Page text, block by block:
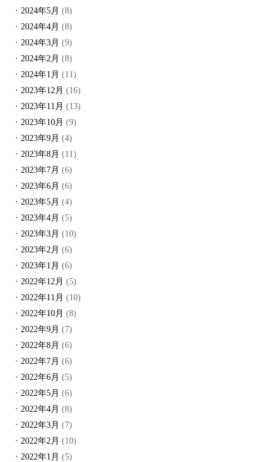
2024年5月 (8)
2024年4月 (8)
2024年3月 (9)
2024年2月 (8)
2024年1月 (11)
2023年12月 (16)
2023年11月 (13)
2023年10月 (9)
2023年9月 (4)
2023年8月 (11)
2023年7月 (6)
2023年6月 (6)
2023年5月 (4)
2023年4月 (5)
2023年3月 (10)
2023年2月 (6)
2023年1月 (6)
2022年12月 (5)
2022年11月 (10)
2022年10月 (8)
2022年9月 (7)
2022年8月 (6)
2022年7月 (6)
2022年6月 (5)
2022年5月 (6)
2022年4月 (8)
2022年3月 (7)
2022年2月 (10)
2022年1月 (5)